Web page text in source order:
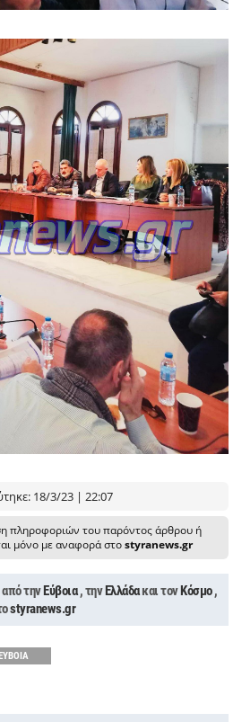
18/3/23 | 22:07
πληροφοριών του παρόντος άρθρου ή
μόνο με αναφορά στοstyranews.gr
από τηνΕύβοια , τηνΕλλάδακαι τονΚόσμο,
styranews.gr